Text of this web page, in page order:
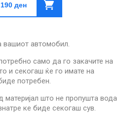
190 ден
вашиот автомобил.
само да го закачите на
и секогаш ќе го имате на
потребен.
материјал што не пропушта вода
ке биде секогаш сув.